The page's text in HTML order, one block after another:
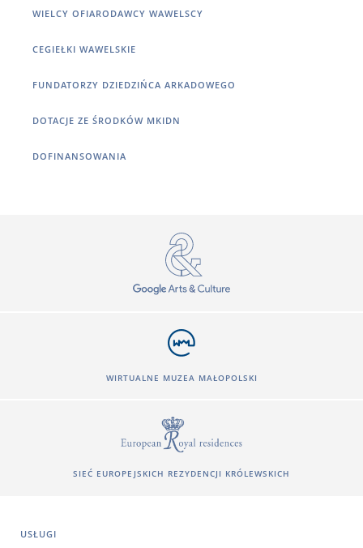
WIELCY OFIARODAWCY WAWELSCY
CEGIEŁKI WAWELSKIE
FUNDATORZY DZIEDZIŃCA ARKADOWEGO
DOTACJE ZE ŚRODKÓW MKIDN
DOFINANSOWANIA
WIRTUALNE MUZEA MAŁOPOLSKI
SIEĆ EUROPEJSKICH REZYDENCJI KRÓLEWSKICH
USŁUGI